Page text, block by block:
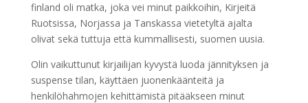
finland oli matka, joka vei minut paikkoihin, Kirjeitä
Ruotsissa, Norjassa ja Tanskassa vietetyltä ajalta
olivat sekä tuttuja että kummallisesti, suomen uusia.
Olin vaikuttunut kirjailijan kyvystä luoda jännityksen ja
suspense tilan, käyttäen juonenkäänteitä ja
henkilöhahmojen kehittämistä pitääkseen minut